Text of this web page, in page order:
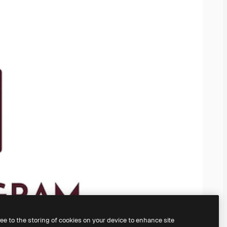
to the storing of cookies on your device to enhance site